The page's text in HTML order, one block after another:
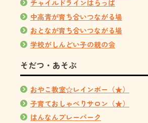
チャイルドラインはらっぱ
中高青が育ち合いつながる場
おとなが育ち合いつながる場
学校がしんどい子の親の会
そだつ・あそぶ
おやこ教室☆レインボー（★）
子育ておしゃべりサロン（★）
はんなんプレーパーク